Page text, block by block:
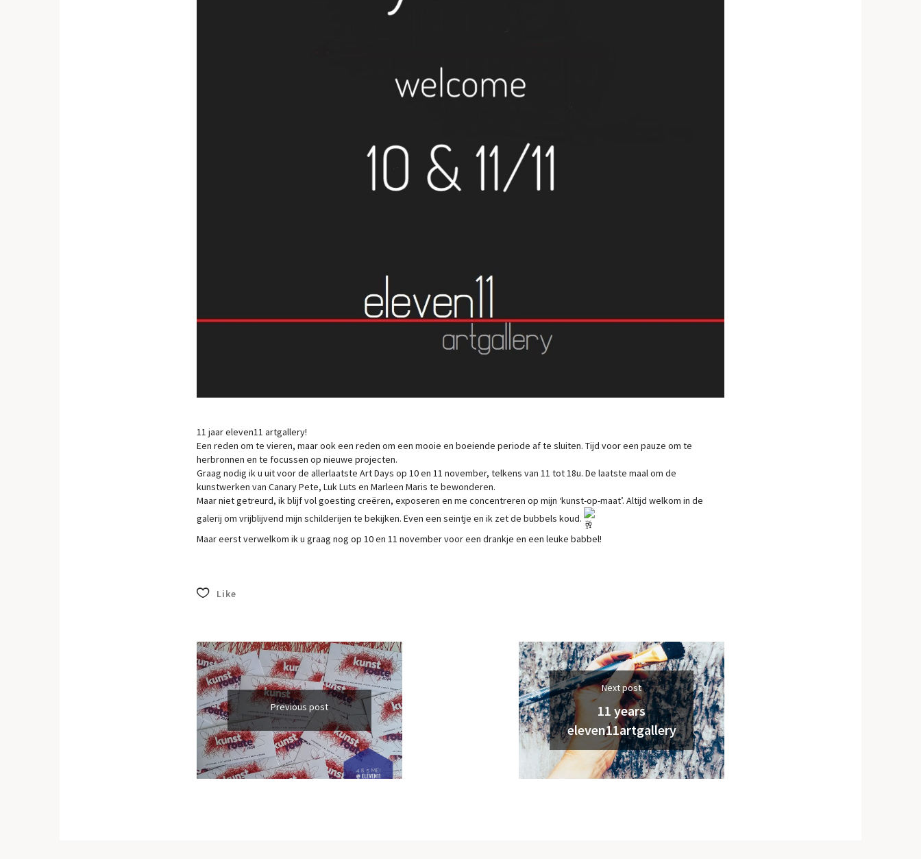
11 jaar eleven11 artgallery!
Een reden om te vieren, maar ook een reden om een mooie en boeiende periode af te sluiten. Tijd voor een pauze om te
herbronnen en te focussen op nieuwe projecten.
Graag nodig ik u uit voor de allerlaatste Art Days op 10 en 11 november, telkens van 11 tot 18u. De laatste maal om de
kunstwerken van Canary Pete, Luk Luts en Marleen Maris te bewonderen.
Maar niet getreurd, ik blijf vol goesting creëren, exposeren en me concentreren op mijn ‘kunst-op-maat’. Altijd welkom in de
galerij om vrijblijvend mijn schilderijen te bekijken. Even een seintje en ik zet de bubbels koud.
Maar eerst verwelkom ik u graag nog op 10 en 11 november voor een drankje en een leuke babbel!
Like
Previous post
Next post
11 years
eleven11artgallery